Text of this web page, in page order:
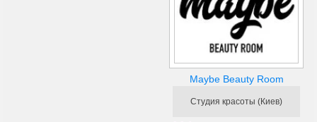
Maybe Beauty Room
Студия красоты (Киев)